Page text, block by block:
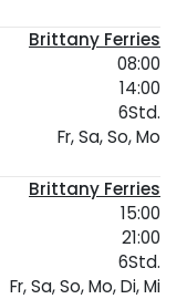
Brittany Ferries
08:00
14:00
6Std.
Fr, Sa, So, Mo
Brittany Ferries
15:00
21:00
6Std.
Fr, Sa, So, Mo, Di, Mi